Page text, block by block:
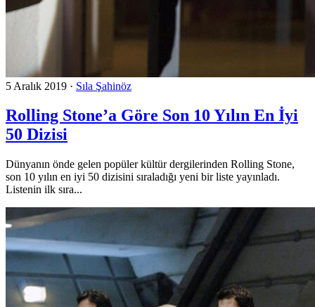
5 Aralık 2019 · Sıla Şahinöz
Rolling Stone’a Göre Son 10 Yılın En İyi
50 Dizisi
Dünyanın önde gelen popüler kültür dergilerinden Rolling Stone,
son 10 yılın en iyi 50 dizisini sıraladığı yeni bir liste yayınladı.
Listenin ilk sıra...